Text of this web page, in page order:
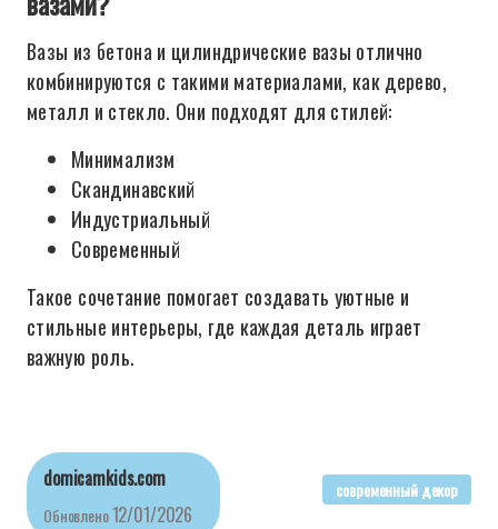
Вазы из бетона и цилиндрические вазы отлично
комбинируются с такими материалами, как дерево,
металл и стекло. Они подходят для стилей:
Минимализм
Скандинавский
Индустриальный
Современный
Такое сочетание помогает создавать уютные и
стильные интерьеры, где каждая деталь играет
важную роль.
domicamkids.com
Обновлено12/01/2026
современный декор